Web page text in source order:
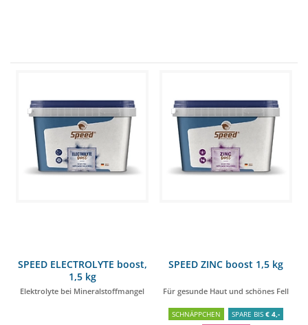
SPEED ELECTROLYTE boost,
1,5 kg
Elektrolyte bei Mineralstoffmangel
SPEED ZINC boost 1,5 kg
Für gesunde Haut und schönes Fell
SCHNÄPPCHEN SPARE BIS € 4,-